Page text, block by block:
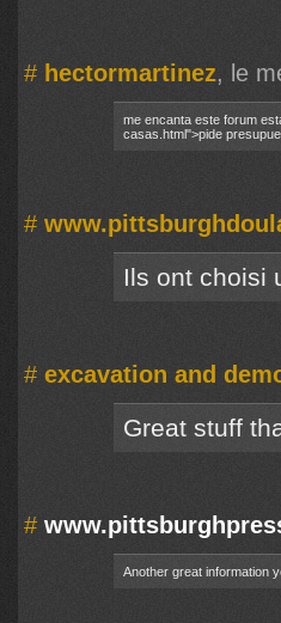
# hectormartinez, le
me encanta este forum
casas.html">pide
#
Ils ont choisi
# excavation and
Great stuff
#
Another great information